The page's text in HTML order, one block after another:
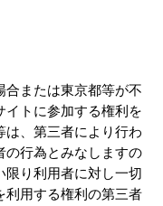
合または東京都等が不
イトに参加する権利を
は、第三者により行わ
の行為とみなしますの
限り利用者に対し一切
利用する権利の第三者